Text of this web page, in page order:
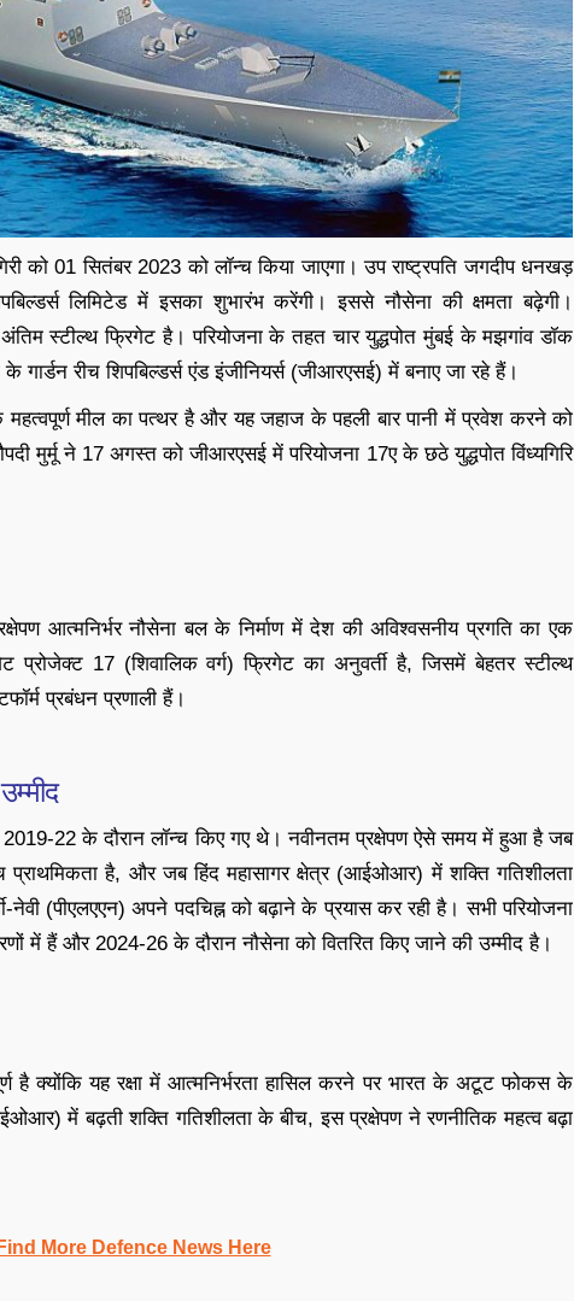
को 01 सितंबर 2023 को लॉन्च किया जाएगा। उप राष्ट्रपति जगदीप धनखड़
लिमिटेड में इसका शुभारंभ करेंगी। इससे नौसेना की क्षमता बढ़ेगी।
अंतिम स्टील्थ फ्रिगेट है। परियोजना के तहत चार युद्धपोत मुंबई के मझगांव डॉक
गार्डन रीच शिपबिल्डर्स एंड इंजीनियर्स (जीआरएसई) में बनाए जा रहे हैं।
महत्वपूर्ण मील का पत्थर है और यह जहाज के पहली बार पानी में प्रवेश करने को
मुर्मू ने 17 अगस्त को जीआरएसई में परियोजना 17ए के छठे युद्धपोत विंध्यगिरि
आत्मनिर्भर नौसेना बल के निर्माण में देश की अविश्वसनीय प्रगति का एक
प्रोजेक्ट 17 (शिवालिक वर्ग) फ्रिगेट का अनुवर्ती है, जिसमें बेहतर स्टील्थ
प्रबंधन प्रणाली हैं।
2019-22 के दौरान लॉन्च किए गए थे। नवीनतम प्रक्षेपण ऐसे समय में हुआ है जब
प्राथमिकता है, और जब हिंद महासागर क्षेत्र (आईओआर) में शक्ति गतिशीलता
नेवी (पीएलएएन) अपने पदचिह्न को बढ़ाने के प्रयास कर रही है। सभी परियोजना
में हैं और 2024-26 के दौरान नौसेना को वितरित किए जाने की उम्मीद है।
है क्योंकि यह रक्षा में आत्मनिर्भरता हासिल करने पर भारत के अटूट फोकस के
में बढ़ती शक्ति गतिशीलता के बीच, इस प्रक्षेपण ने रणनीतिक महत्व बढ़ा
Find More Defence News Here